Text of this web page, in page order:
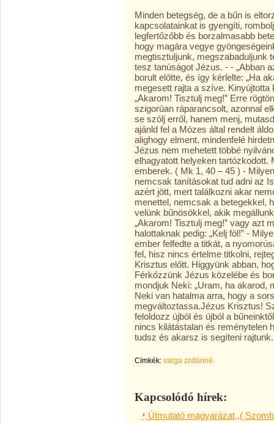
Minden betegség, de a bűn is
kapcsolatainkat is gyengíti,
legfertőzőbb és borzalmasabb
hogy magára vegye
megtisztuljunk, megszabaduljunk
tesz tanúságot Jézus. - - „Abban
borult előtte, és így kérlelte: „Ha
megesett rajta a szíve.
„Akarom! Tisztulj meg!” Erre
szigorúan ráparancsolt, azonnal
se szólj erről, hanem menj,
ajánld fel a Mózes által rendelt
alighogy elment, mindenfelé
Jézus nem mehetett többé
elhagyatott helyeken tartózkodott.
emberek. ( Mk 1, 40 – 45 ) -
nemcsak tanításokat tud adni az
azért jött, mert találkozni akar
menettel, nemcsak a betegekkel,
velünk bűnösökkel, akik
„Akarom! Tisztulj meg!” vagy azt
halottaknak pedig: „Kelj föl!” -
ember felfedte a titkát, a
fel, hisz nincs értelme titkolni,
Krisztus előtt. Higgyünk abban,
Férkőzzünk Jézus közelébe és
mondjuk Neki: „Uram, ha akarod,
Neki van hatalma arra, hogy a
megváltoztassa.Jézus Krisztus!
feloldozz újból és újból a
nincs kilátástalan és reménytelen
tudsz és akarsz is segíteni
Címkék: varga zoltánné.
Kapcsolódó hírek:
Útmutató magyarázat,,(